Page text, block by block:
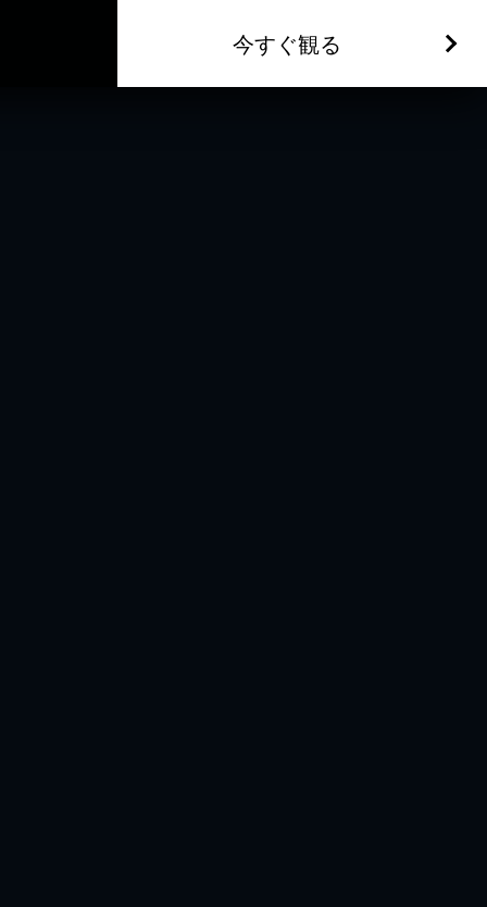
今すぐ観る